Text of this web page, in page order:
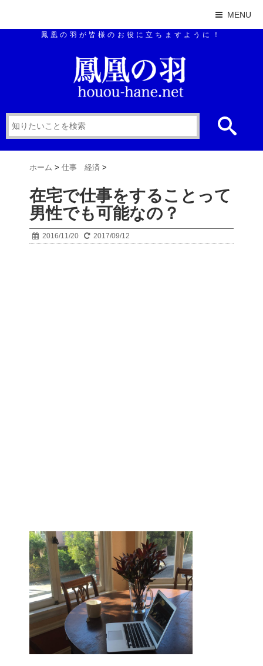
MENU
鳳凰の羽が皆様のお役に立ちますように！
ホーム > 仕事 経済 >
在宅で仕事をすることって
男性でも可能なの？
2016/11/20 2017/09/12